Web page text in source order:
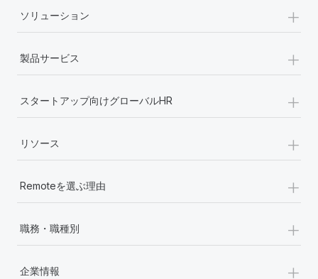
ソリューション +
製品サービス +
スタートアップ向けグローバルHR +
リソース +
Remoteを選ぶ理由 +
職務・職種別 +
企業情報 +